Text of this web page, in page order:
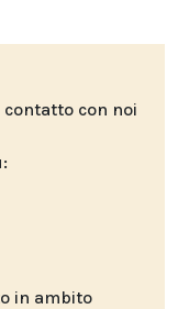
con noi
in ambito